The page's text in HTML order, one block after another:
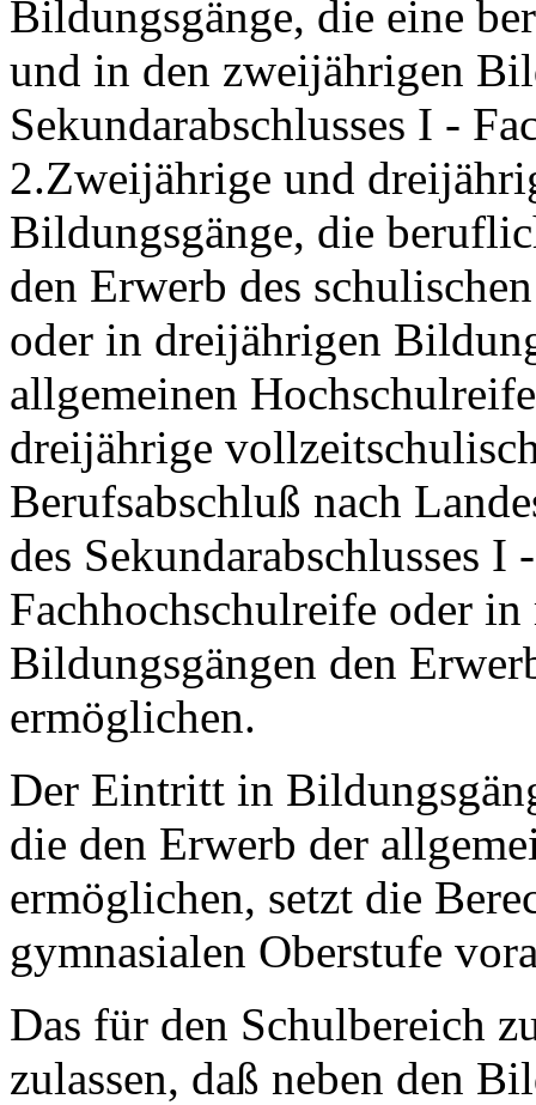
Bildungsgänge, die eine
und in den zweijährigen
Sekundarabschlusses I -
2.Zweijährige und
Bildungsgänge, die
den Erwerb des
oder in dreijährigen
allgemeinen
dreijährige
Berufsabschluß nach
des Sekundarabschlusses
Fachhochschulreife oder
Bildungsgängen den
ermöglichen.
Der Eintritt in
die den Erwerb der
ermöglichen, setzt die
gymnasialen Oberstufe
Das für den Schulbereich
zulassen, daß neben den